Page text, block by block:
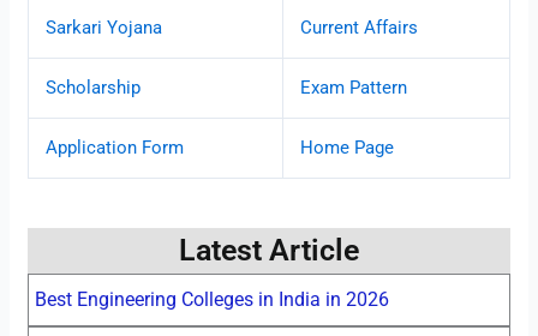
Sarkari Yojana Current Affairs
Scholarship Exam Pattern
Application Form Home Page
Latest Article
Best Engineering Colleges in India in 2026